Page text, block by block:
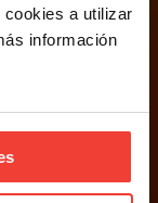
cookies a utilizar
información